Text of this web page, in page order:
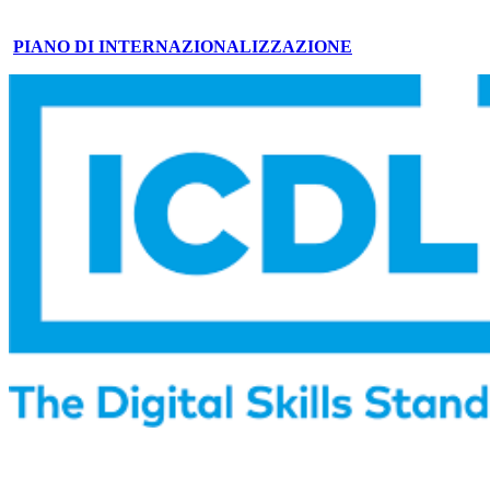
PIANO DI INTERNAZIONALIZZAZIONE